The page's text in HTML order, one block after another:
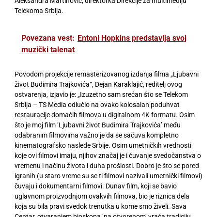
Telekoma Srbija.
Povezana vest: Entoni Hopkins predstavlja svoj
muzički talenat
Povodom projekcije remasterizovanog izdanja filma „Ljubavni
život Budimira Trajkovića“, Dejan Karaklajić, reditelj ovog
ostvarenja, izjavio je: „Izuzetno sam srećan što se Telekom
Srbija – TS Media odlučio na ovako kolosalan poduhvat
restauracije domaćih filmova u digitalnom 4K formatu. Osim
što je moj film ’Ljubavni život Budimira Trajkovića’ među
odabranim filmovima važno je da se sačuva kompletno
kinematografsko nasleđe Srbije. Osim umetničkih vrednosti
koje ovi filmovi imaju, njihov značaj je i čuvanje svedočanstva o
vremenu i načinu života i duha prošlosti. Dobro je što se pored
igranih (u staro vreme su se ti filmovi nazivali umetnički filmovi)
čuvaju i dokumentarni filmovi. Dunav film, koji se bavio
uglavnom proizvodnjom ovakvih filmova, bio je riznica dela
koja su bila pravi svedok trenutka u kome smo živeli. Sava